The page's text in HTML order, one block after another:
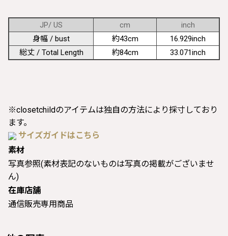
JP/ US cm
inch
身幅 / bust
約43cm
16.929inch
総丈 / Total Length
約84cm 33.071inch
※closetchildのアイテムは独自の方法により採寸しており
ます。
サイズガイドはこちら
素材
写真参照(素材表記のないものは写真の掲載がございませ
ん)
在庫店舗
通信販売専用商品